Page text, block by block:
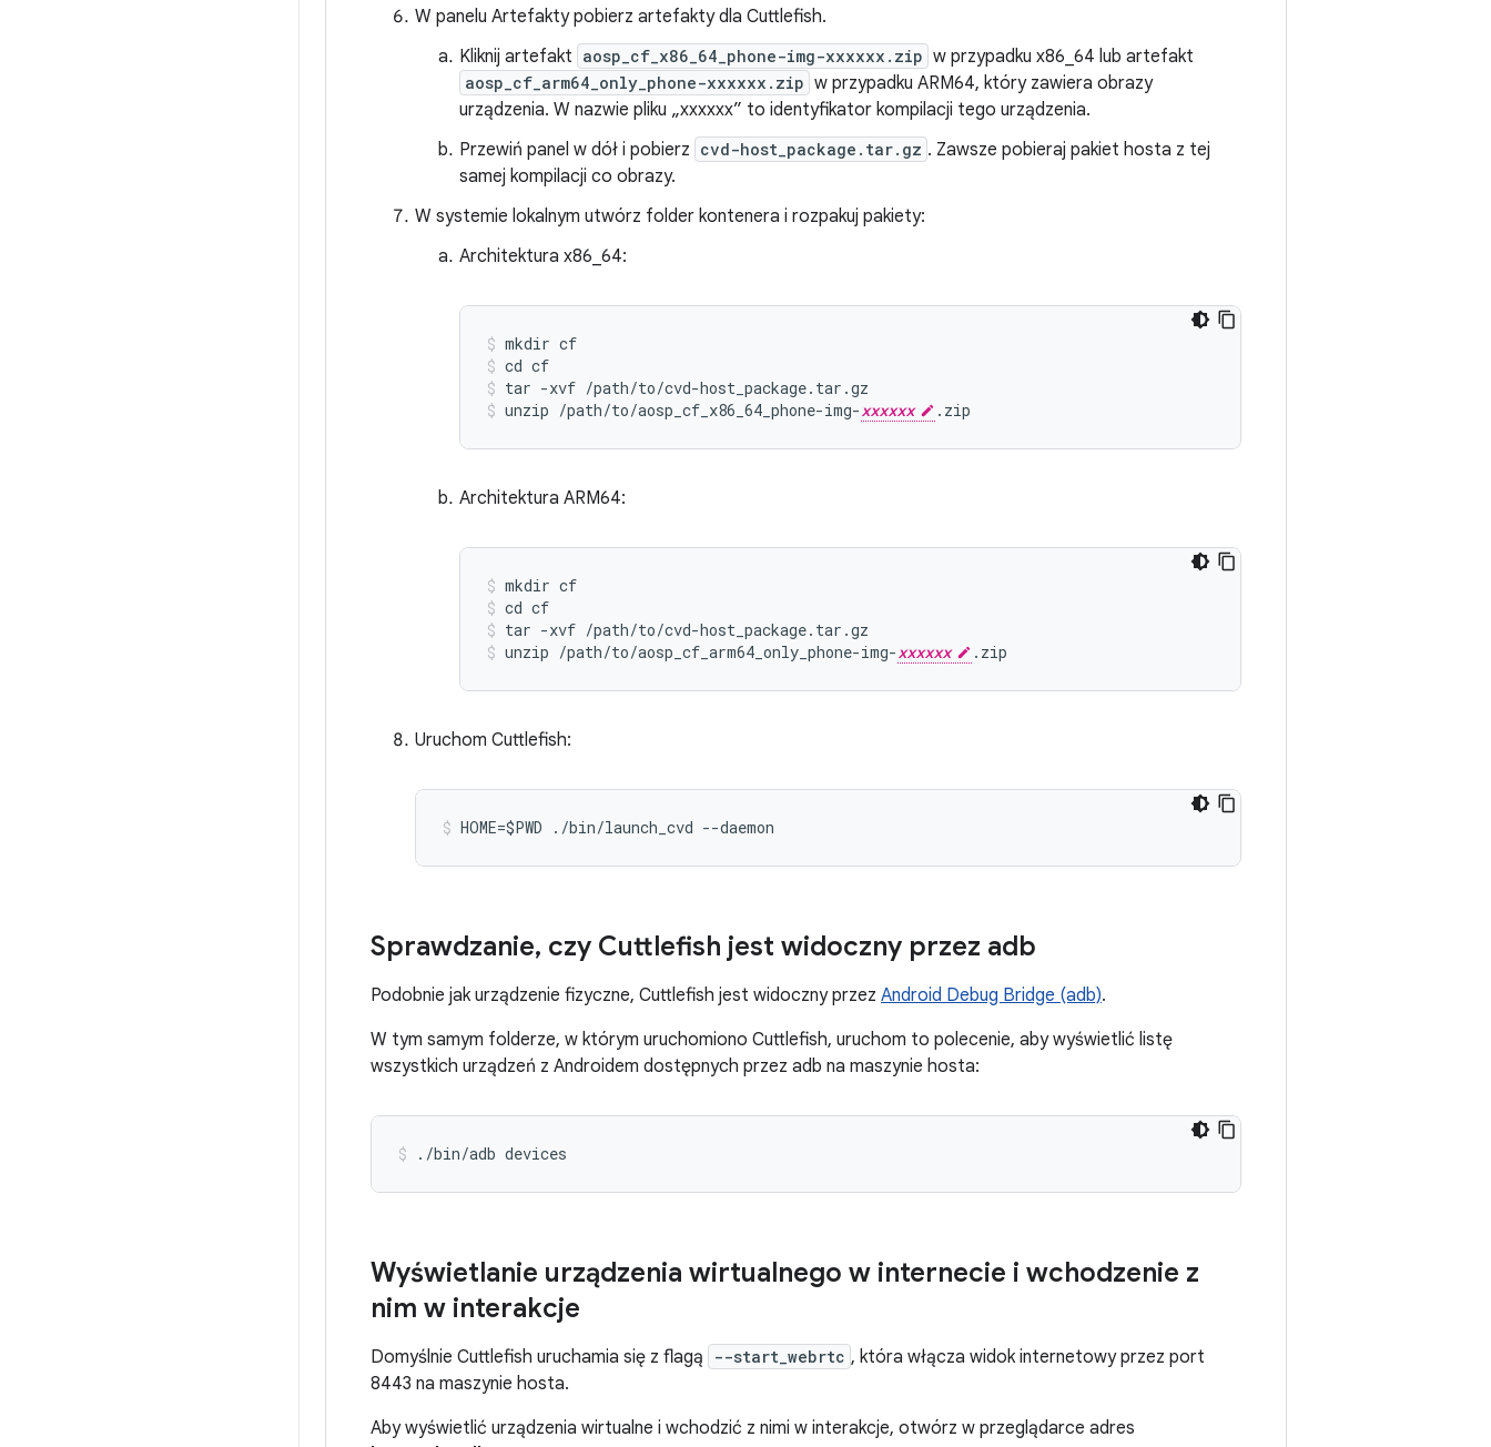
W panelu Artefakty pobierz artefakty dla Cuttlefish.
Kliknij artefakt aosp_cf_x86_64_phone-img-xxxxxx.zip w przypadku x86_64 lub artefakt
aosp_cf_arm64_only_phone-xxxxxx.zip w przypadku ARM64, który zawiera obrazy
urządzenia. W nazwie pliku „xxxxxx” to identyfikator kompilacji tego urządzenia.
Przewiń panel w dół i pobierz cvd-host_package.tar.gz . Zawsze pobieraj pakiet hosta z tej
samej kompilacji co obrazy.
W systemie lokalnym utwórz folder kontenera i rozpakuj pakiety:
Architektura x86_64:
mkdir cf
cd cf
tar -xvf /path/to/cvd-host_package. tar .gz
unzip /path/to/aosp_cf_x86_64_phone-img-xxxxxx . zip
Architektura ARM64:
mkdir cf
cd cf
tar -xvf /path/to/cvd-host_package. tar .gz
unzip /path/to/aosp_cf_arm64_only_phone-img-xxxxxx . zip
Uruchom Cuttlefish:
HOME=$PWD ./bin/launch_cvd --daemon
Sprawdzanie, czy Cuttlefish jest widoczny przez adb
Podobnie jak urządzenie fizyczne, Cuttlefish jest widoczny przez Android Debug Bridge (adb).
W tym samym folderze, w którym uruchomiono Cuttlefish, uruchom to polecenie, aby wyświetlić listę
wszystkich urządzeń z Androidem dostępnych przez adb na maszynie hosta:
./bin/adb devices
Wyświetlanie urządzenia wirtualnego w internecie i wchodzenie z
nim w interakcje
Domyślnie Cuttlefish uruchamia się z flagą --start_webrtc , która włącza widok internetowy przez port
8443 na maszynie hosta.
Aby wyświetlić urządzenia wirtualne i wchodzić z nimi w interakcje, otwórz w przeglądarce adres